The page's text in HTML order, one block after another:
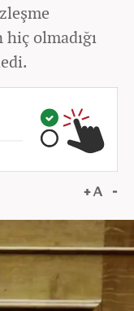
olmadığı